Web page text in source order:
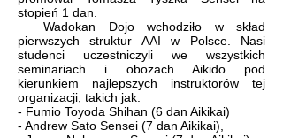
stopień 1 dan.
Wadokan Dojo wchodziło w skład
pierwszych struktur AAI w Polsce. Nasi
studenci uczestniczyli we wszystkich
seminariach i obozach Aikido pod
kierunkiem najlepszych instruktorów tej
organizacji, takich jak:
- Fumio Toyoda Shihan (6 dan Aikikai)
- Andrew Sato Sensei (7 dan Aikikai),